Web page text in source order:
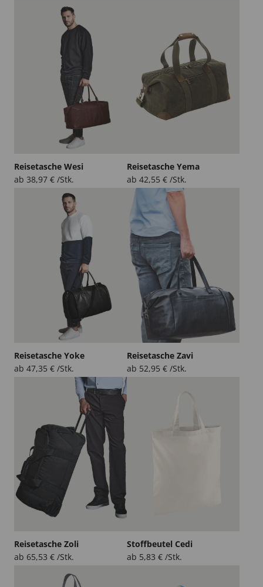
Reisetasche Wesi
ab 38,97 € /Stk.
Reisetasche Yema
ab 42,55 € /Stk.
Reisetasche Yoke
ab 47,35 € /Stk.
Reisetasche Zavi
ab 52,95 € /Stk.
Reisetasche Zoli
ab 65,53 € /Stk.
Stoffbeutel Cedi
ab 5,83 € /Stk.